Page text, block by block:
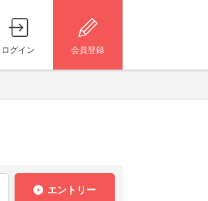
ログイン 会員登録
エントリー